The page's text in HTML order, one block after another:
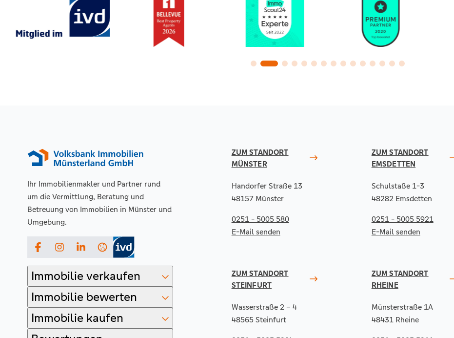
Ihr Immobilienmakler und Partner rund
um die Vermittlung, Beratung und
Betreuung von Immobilien in Münster und
Umgebung.
FacebookInstagramLinkedIn
Immobilie verkaufen
Immobilie bewerten
Immobilie kaufen
ZUM STANDORT
MÜNSTER
Handorfer Straße 13
48157 Münster
0251 - 5005 580
E-Mail senden
ZUM STANDORT
EMSDETTEN
Schulstaße 1-3
48282 Emsdetten
0251 - 5005 5921
E-Mail senden
ZUM STANDORT
STEINFURT
Wasserstraße 2 – 4
48565 Steinfurt
ZUM STANDORT
RHEINE
Münsterstraße 1A
48431 Rheine